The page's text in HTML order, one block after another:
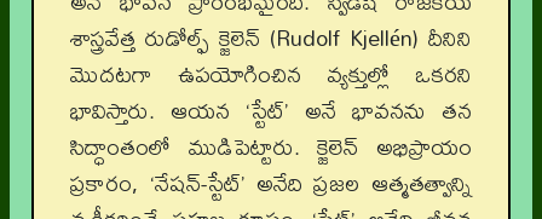
శాస్త్రవేత్త రుడోల్ఫ్ క్జెలెన్ (Rudolf Kjellén) దీనిని
మొదటగా ఉపయోగించిన వ్యక్తుల్లో ఒకరని
భావిస్తారు. ఆయన ‘స్టేట్’ అనే భావనను తన
సిద్ధాంతంలో ముడిపెట్టారు. క్జెలెన్ అభిప్రాయం
ప్రకారం, ‘నేషన్-స్టేట్’ అనేది ప్రజల ఆత్మతత్వాన్ని